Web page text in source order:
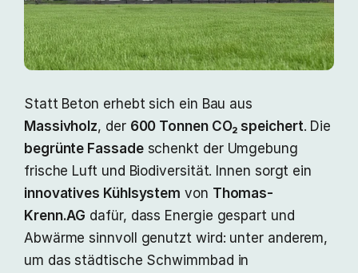
Statt Beton erhebt sich ein Bau aus
Massivholz, der 600 Tonnen CO₂ speichert. Die
begrünte Fassadeschenkt der Umgebung
frische Luft und Biodiversität. Innen sorgt ein
innovatives Kühlsystem von Thomas-
Krenn.AG dafür, dass Energie gespart und
Abwärme sinnvoll genutzt wird: unter anderem,
um das städtische Schwimmbad in